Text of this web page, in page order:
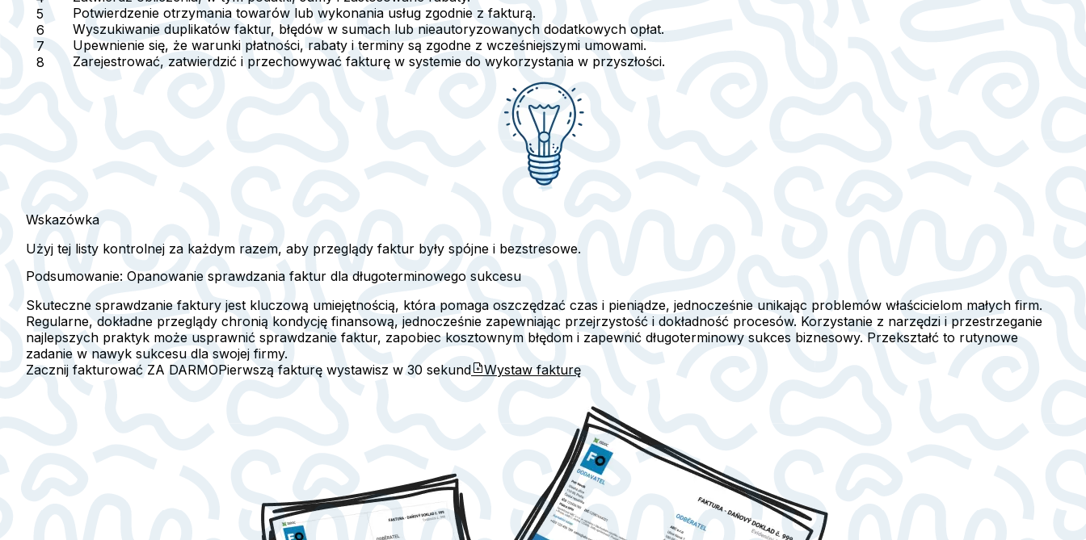
Potwierdzenie otrzymania towarów lub wykonania usług zgodnie z fakturą.
Wyszukiwanie duplikatów faktur, błędów w sumach lub nieautoryzowanych dodatkowych opłat.
Upewnienie się, że warunki płatności, rabaty i terminy są zgodne z wcześniejszymi umowami.
Zarejestrować, zatwierdzić i przechowywać fakturę w systemie do wykorzystania w przyszłości.
Wskazówka
Użyj tej listy kontrolnej za każdym razem, aby przeglądy faktur były spójne i bezstresowe.
Podsumowanie: Opanowanie sprawdzania faktur dla długoterminowego sukcesu
Skuteczne sprawdzanie faktury jest kluczową umiejętnością, która pomaga oszczędzać czas i pieniądze, jednocześnie unikając problemów właścicielom małych firm.
Regularne, dokładne przeglądy chronią kondycję finansową, jednocześnie zapewniając przejrzystość i dokładność procesów. Korzystanie z narzędzi i przestrzeganie
najlepszych praktyk może usprawnić sprawdzanie faktur, zapobiec kosztownym błędom i zapewnić długoterminowy sukces biznesowy. Przekształć to rutynowe
zadanie w nawyk sukcesu dla swojej firmy.
Zacznij fakturować ZA DARMOPierwszą fakturę wystawisz w 30 sekund Wystaw fakturę